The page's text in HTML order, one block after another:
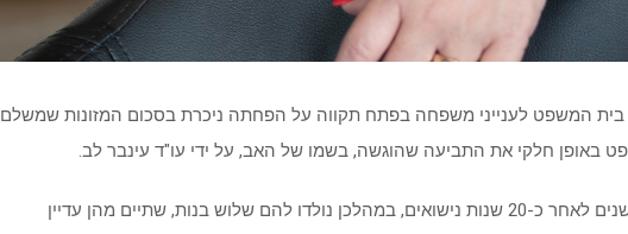
בית המשפט לענייני משפחה בפתח תקווה על הפחתה ניכרת בסכום המזונות שמשלם
באופן חלקי את התביעה שהוגשה, בשמו של האב, על ידי עו"ד עינבר לב.
בני הזוג התגרשו לפני כארבע שנים לאחר כ-20 שנות נישואים, במהלכן נולדו להם שלוש בנות, שתיים מהן עדיין